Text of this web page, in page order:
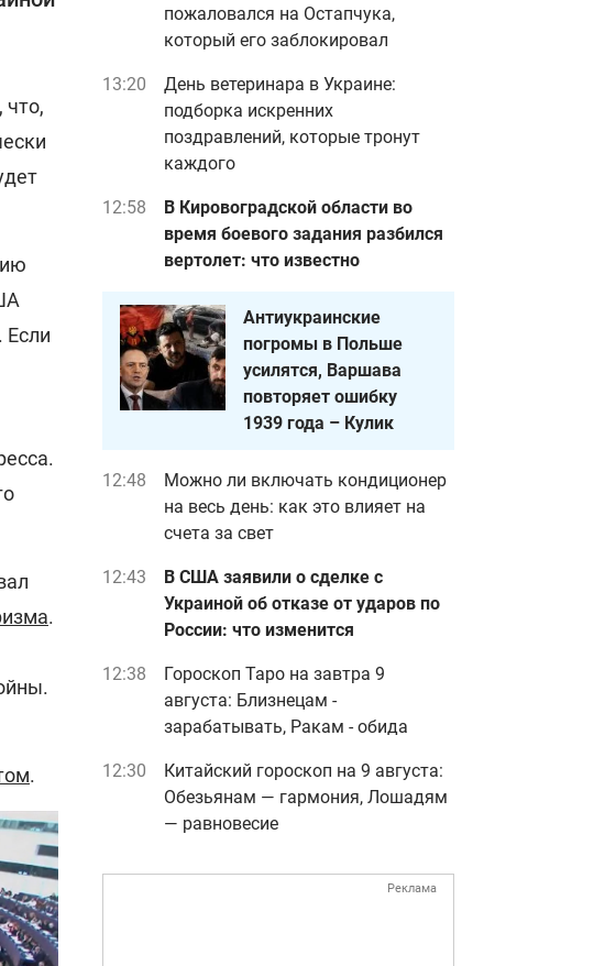
Если
.
.
пожаловался на Остапчука,
который его заблокировал
13:20
День ветеринара в Украине:
подборка искренних
поздравлений, которые тронут
каждого
12:58
В Кировоградской области во
время боевого задания разбился
вертолет: что известно
Антиукраинские
погромы в Польше
усилятся, Варшава
повторяет ошибку
1939 года – Кулик
12:48
Можно ли включать кондиционер
на весь день: как это влияет на
счета за свет
12:43
В США заявили о сделке с
Украиной об отказе от ударов по
России: что изменится
12:38
Гороскоп Таро на завтра 9
августа: Близнецам -
зарабатывать, Ракам - обида
12:30
Китайский гороскоп на 9 августа:
Обезьянам — гармония, Лошадям
— равновесие
Реклама